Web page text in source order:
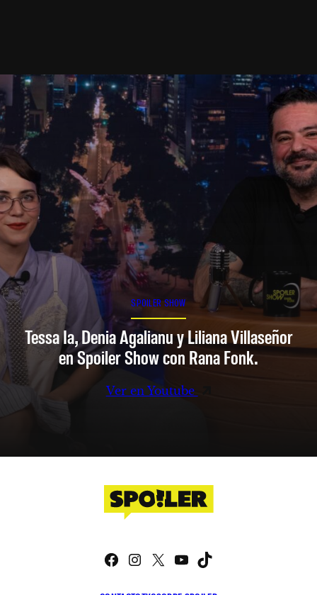
SPOILER SHOW
Tessa Ia, Denia Agalianu y Liliana Villaseñor
en Spoiler Show con Rana Fonk.
Ver en Youtube
Facebook
Instagram
X YouTube